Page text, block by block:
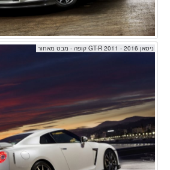
ניסאן GT-R 2011 - 2016 קופה - מבט מאחור